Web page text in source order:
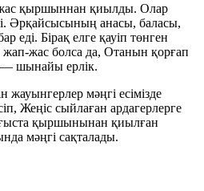
қыршыннан қиылды. Олар
Әрқайсысының анасы, баласы,
еді. Бірақ елге қауіп төнген
жап-жас болса да, Отанын қорғап
шынайы ерлік.
мәңгі есімізде
Жеңіс сыйлаған ардагерлерге
қыршынынан қиылған
мәңгі сақталады.